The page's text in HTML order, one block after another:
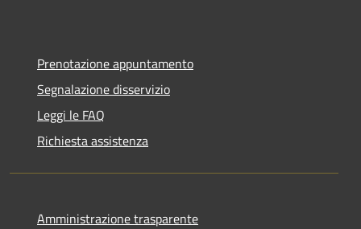
Prenotazione appuntamento
Segnalazione disservizio
Leggi le FAQ
Richiesta assistenza
Amministrazione trasparente